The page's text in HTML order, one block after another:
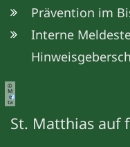
Prävention im
Interne
©
M
e
ta
St. Matthias auf